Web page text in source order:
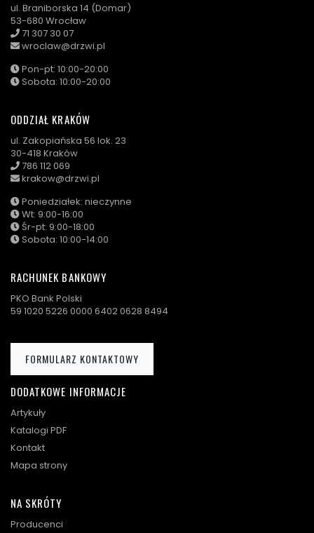
ul. Braniborska 14 (Domar)
53-680 Wrocław
71 307 30 07
wroclaw@drzwi.pl
Pon-pt: 10:00-20:00
Sobota: 10:00-20:00
ODDZIAŁ KRAKÓW
ul. Zakopiańska 56 lok. 23
30-418 Kraków
786 112 069
krakow@drzwi.pl
Poniedziałek: nieczynne
Wt: 9:00-16:00
Śr-pt: 9:00-18:00
Sobota: 10:00-14:00
RACHUNEK BANKOWY
PKO Bank Polski
59 1020 5226 0000 6402 0628 8494
FORMULARZ KONTAKTOWY
DODATKOWE INFORMACJE
Artykuły
Katalogi PDF
Kontakt
Mapa strony
NA SKRÓTY
Producenci